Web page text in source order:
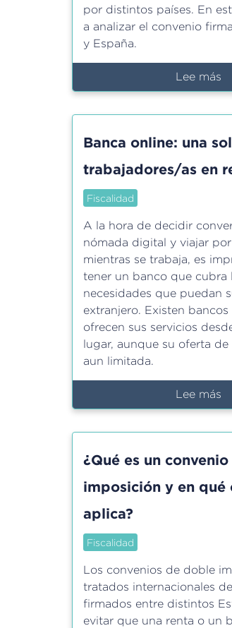
por distintos países. En
a analizar el convenio
y España.
Lee más
y
Banca online: una
trabajadores/as en
Fiscalidad
A la hora de decidir
nómada digital y viajar
mientras se trabaja, es
tener un banco que cubra
necesidades que puedan
extranjero. Existen
ofrecen sus servicios
lugar, aunque su oferta de
aun limitada.
Lee más
¿Qué es un
imposición y en qué
aplica?
Fiscalidad
Los convenios de doble
tratados internacionales
firmados entre distintos
evitar que una renta o un